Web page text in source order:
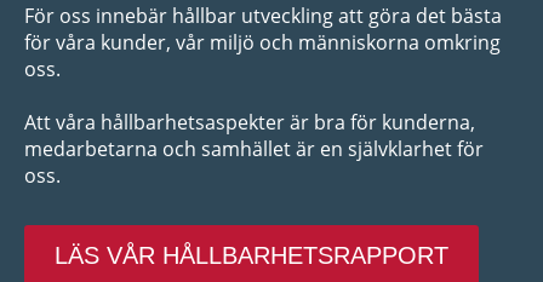
För oss innebär hållbar utveckling att göra det bästa
för våra kunder, vår miljö och människorna omkring
oss.
Att våra hållbarhetsaspekter är bra för kunderna,
medarbetarna och samhället är en självklarhet för
oss.
LÄS VÅR HÅLLBARHETSRAPPORT